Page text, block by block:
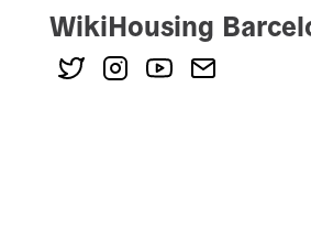
WikiHousing